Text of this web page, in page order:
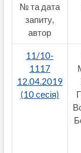
№ та дата
запиту,
автор
11/10-
1117
12.04.2019
(10 сесія)